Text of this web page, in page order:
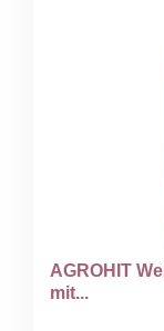
AGROHIT
mit...